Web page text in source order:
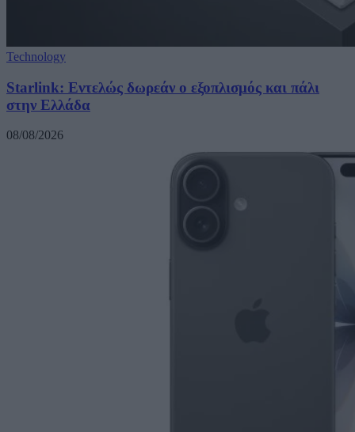
Technology
Starlink: Εντελώς δωρεάν ο εξοπλισμός και πάλι
στην Ελλάδα
08/08/2026